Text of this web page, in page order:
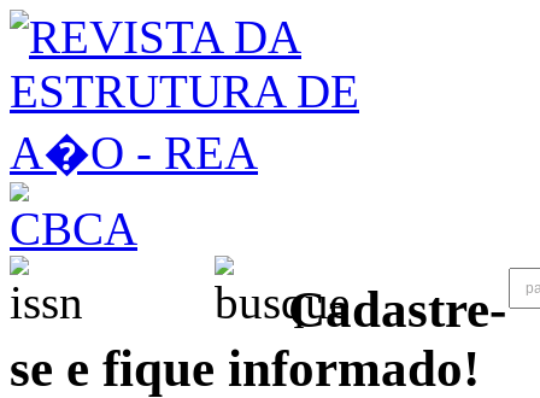
Cadastre-
se e fique informado!